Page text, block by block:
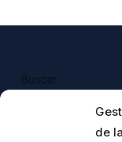
de
Buscar